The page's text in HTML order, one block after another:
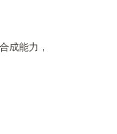
成能力，